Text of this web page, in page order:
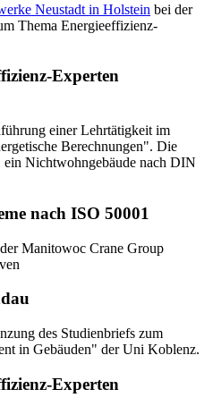
Neustadt in Holstein bei der
Thema Energieeffizienz-
Experten
einer Lehrtätigkeit im
Berechnungen". Die
ein Nichtwohngebäude nach DIN
nach ISO 50001
Manitowoc Crane Group
des Studienbriefs zum
in Gebäuden" der Uni Koblenz.
Experten